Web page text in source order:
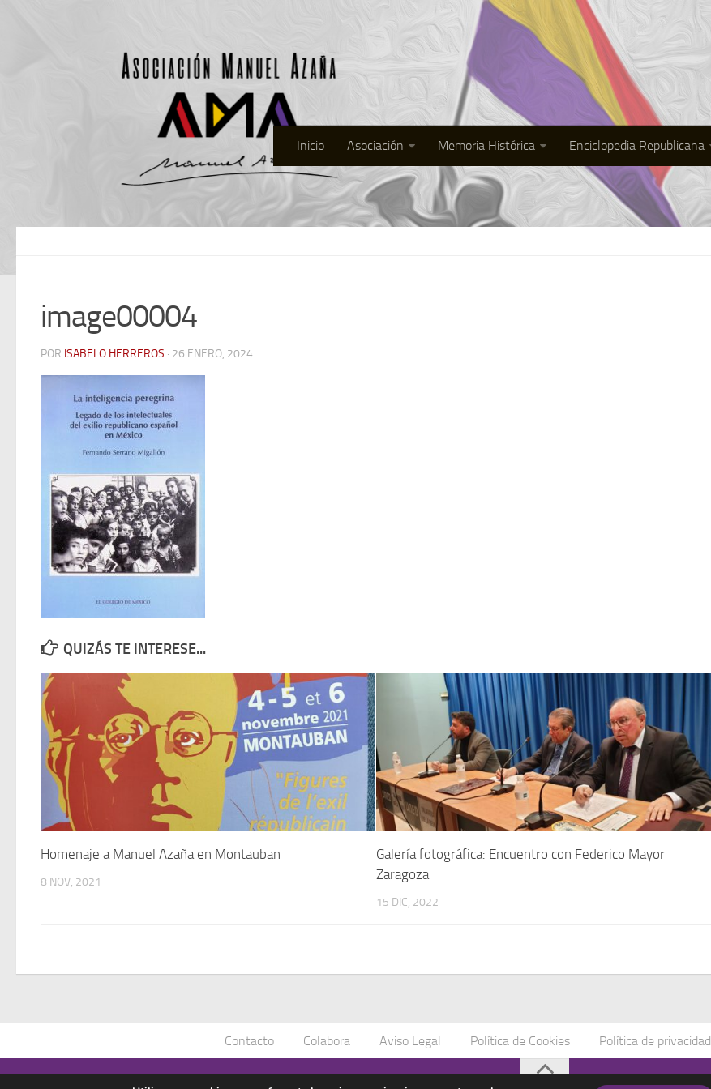
Inicio Asociación Memoria Histórica Enciclopedia Republicana
image00004
POR ISABELO HERREROS · 26 ENERO, 2024
QUIZÁS TE INTERESE...
Homenaje a Manuel Azaña en Montauban
8 NOV, 2021
Galería fotográfica: Encuentro con Federico Mayor
Zaragoza
15 DIC, 2022
Contacto Colabora Aviso Legal Política de Cookies Política de privacidad